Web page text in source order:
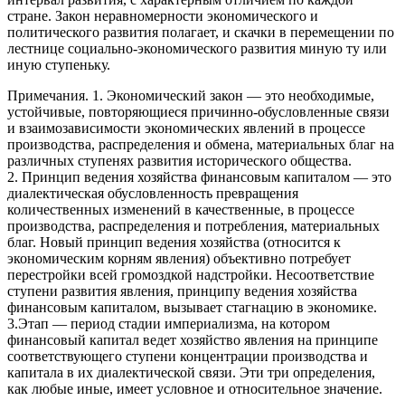
стране. Закон неравномерности экономического и
политического развития полагает, и скачки в перемещении по
лестнице социально-экономического развития миную ту или
иную ступеньку.
Примечания. 1. Экономический закон — это необходимые,
устойчивые, повторяющиеся причинно-обусловленные связи
и взаимозависимости экономических явлений в процессе
производства, распределения и обмена, материальных благ на
различных ступенях развития исторического общества.
2. Принцип ведения хозяйства финансовым капиталом — это
диалектическая обусловленность превращения
количественных изменений в качественные, в процессе
производства, распределения и потребления, материальных
благ. Новый принцип ведения хозяйства (относится к
экономическим корням явления) объективно потребует
перестройки всей громоздкой надстройки. Несоответствие
ступени развития явления, принципу ведения хозяйства
финансовым капиталом, вызывает стагнацию в экономике.
3.Этап — период стадии империализма, на котором
финансовый капитал ведет хозяйство явления на принципе
соответствующего ступени концентрации производства и
капитала в их диалектической связи. Эти три определения,
как любые иные, имеет условное и относительное значение.